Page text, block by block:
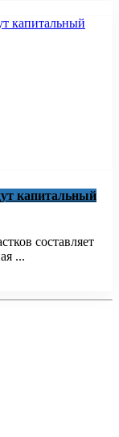
капитальный
составляет
...